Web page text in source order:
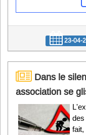
23-04-
Dans le
association se